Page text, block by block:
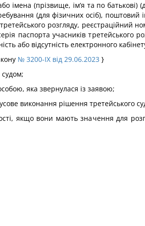
(прізвище, ім’я та по батькові)
(для фізичних осіб), поштовий
розгляду, реєстраційний
паспорта учасників третейського
або відсутність електронного
№ 3200-IX від 29.06.2023 }
яка звернулася із заявою;
виконання рішення третейського
якщо вони мають значення для